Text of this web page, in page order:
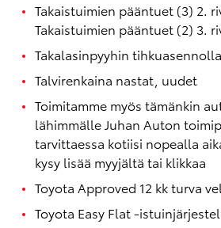
Takaistuimien pääntuet (3) 2.
Takaistuimien pääntuet (2) 3.
Takalasinpyyhin tihkuasennolla
Talvirenkaina nastat, uudet
Toimitamme myös tämänkin
lähimmälle Juhan Auton
tarvittaessa kotiisi nopealla
kysy lisää myyjältä tai klikkaa
Toyota Approved 12 kk turva
Toyota Easy Flat -